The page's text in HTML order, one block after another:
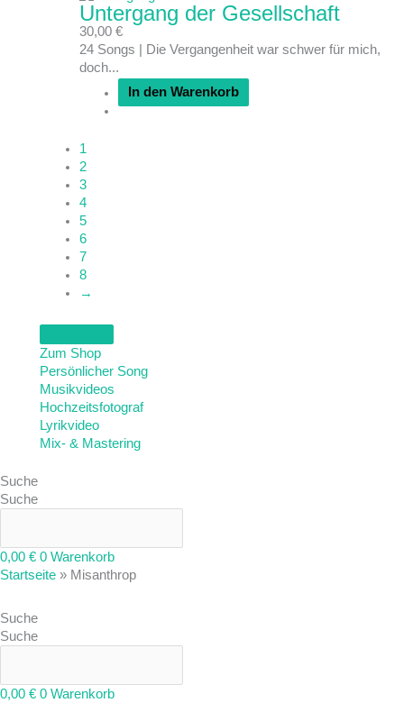
Untergang der Gesellschaft
30,00 €
24 Songs | Die Vergangenheit war schwer für mich,
doch...
In den Warenkorb
1
2
3
4
5
6
7
8
→
Zum Shop
Persönlicher Song
Musikvideos
Hochzeitsfotograf
Lyrikvideo
Mix- & Mastering
Suche
Suche
0,00 € 0 Warenkorb
Startseite » Misanthrop
Suche
Suche
0,00 € 0 Warenkorb